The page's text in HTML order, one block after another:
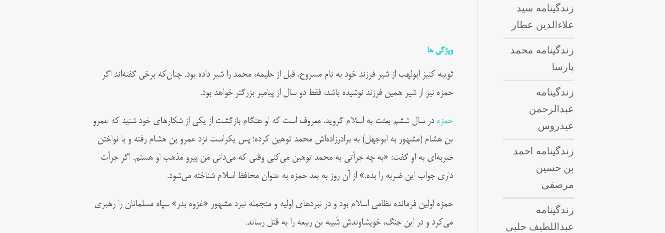
ویژگی ها
ثویبه کنیز ابولهب از شیر فرزند خود به نام مسروح، قبل از حلیمه، محمد را شیر داده بود. چنان‌که برخی گفته‌اند اگر
حمزه نیز از شیر همین فرزند نوشیده باشد، فقط دو سال از پیامبر بزرگتر خواهد بود.
حمزه در سال ششم بعثت به اسلام گروید. معروف است که او هنگام بازگشت از یکی از شکارهای خود شنید که عمرو
بن هشام (مشهور به ابوجهل) به برادرزاده‌اش محمد توهین کرده؛ پس یکراست نزد عمرو بن هشام رفته و با نواختن
ضربه‌ای به او گفت: «به چه جرأتی به محمد توهین می‌کنی وقتی که می‌دانی من پیرو مذهب او هستم. اگر جرأت
داری جواب این ضربه را بده.» از آن روز به بعد حمزه به عنوان محافظ اسلام شناخته می‌شود.
حمزه اولین فرمانده نظامی اسلام بود و در نبردهای اولیه و منجمله نبرد مشهور «غزوه بدر» سپاه مسلمانان را رهبری
می‌کرد و در این جنگ، خویشاوندش شَیبه بن ربیعه را به قتل رساند.
زندگینامه سید
علاءالدین عطار
زندگینامه محمد
پارسا
زندگینامه
عبدالرحمن
عیدروس
زندگینامه احمد
بن حسین
مرصفی
زندگینامه
عبداللطيف حلبى